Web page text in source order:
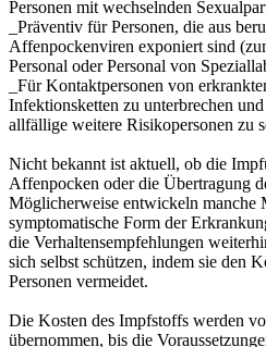
Personen mit wechselnden
_Präventiv für Personen, die aus
Affenpockenviren exponiert sind
Personal oder Personal von
_Für Kontaktpersonen von
Infektionsketten zu unterbrechen
allfällige weitere Risikopersonen zu
Nicht bekannt ist aktuell, ob die
Affenpocken oder die Übertragung
Möglicherweise entwickeln manche
symptomatische Form der
die Verhaltensempfehlungen
sich selbst schützen, indem sie den
Personen vermeidet.
Die Kosten des Impfstoffs werden
übernommen, bis die